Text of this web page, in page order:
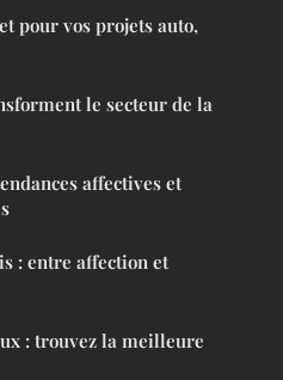
pour vos projets auto,
le secteur de la
affectives et
: entre affection et
: trouvez la meilleure